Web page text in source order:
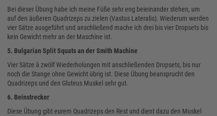
Bei dieser Übung habe ich meine Füße sehr eng beieinander stehen, um
auf den äußeren Quadrizeps zu zielen (Vastus Lateralis). Wiederum werden
vier Sätze ausgeführt und anschließend mache ich drei bis vier Dropsets bis
kein Gewicht mehr an der Maschine ist.
5. Bulgarian Split Squats an der Smith Machine
Vier Sätze à zwölf Wiederholungen mit anschließenden Dropsets, bis nur
noch die Stange ohne Gewicht übrig ist. Diese Übung beansprucht den
Quadrizeps und den Gluteus Muskel sehr gut.
6. Beinstrecker
Diese Übung gibt eurem Quadrizeps den Rest und dient dazu den Muskel